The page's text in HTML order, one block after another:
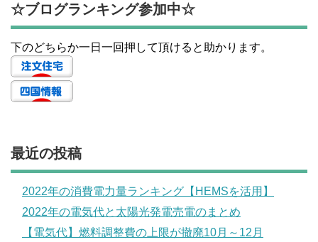
☆ブログランキング参加中☆
下のどちらか一日一回押して頂けると助かります。
最近の投稿
2022年の消費電力量ランキング【HEMSを活用】
2022年の電気代と太陽光発電売電のまとめ
【電気代】燃料調整費の上限が撤廃10月～12月